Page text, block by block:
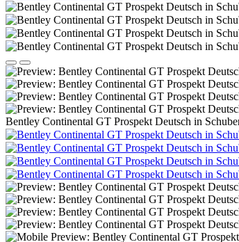
Bentley Continental GT Prospekt Deutsch in